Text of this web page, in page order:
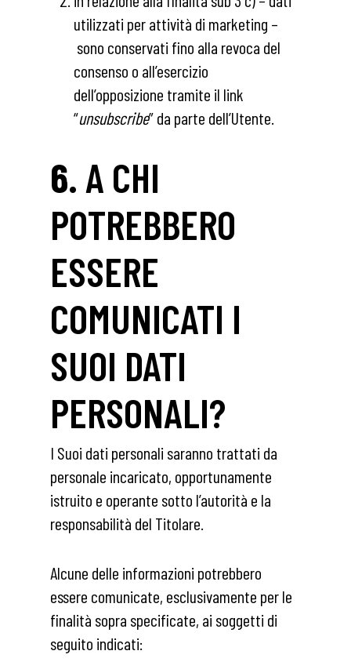
utilizzati per attività di marketing –
sono conservati fino alla revoca del
consenso o all’esercizio
dell’opposizione tramite il link
“unsubscribe” da parte dell’Utente.
6. A CHI
POTREBBERO
ESSERE
COMUNICATI I
SUOI DATI
PERSONALI?
I Suoi dati personali saranno trattati da
personale incaricato, opportunamente
istruito e operante sotto l’autorità e la
responsabilità del Titolare.
Alcune delle informazioni potrebbero
essere comunicate, esclusivamente per le
finalità sopra specificate, ai soggetti di
seguito indicati: